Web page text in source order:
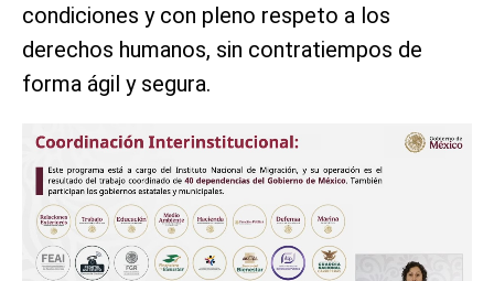
condiciones y con pleno respeto a los
derechos humanos, sin contratiempos de
forma ágil y segura.